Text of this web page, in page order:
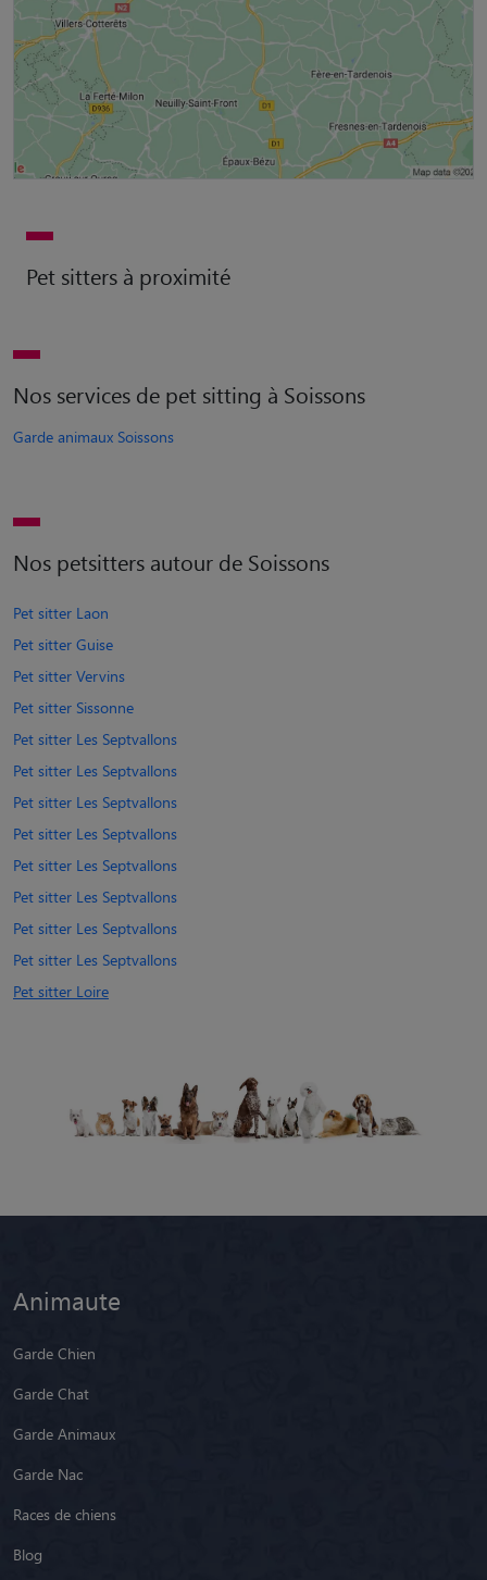
Pet sitters à proximité
Nos services de pet sitting à Soissons
Garde animaux Soissons
Nos petsitters autour de Soissons
Pet sitter Laon
Pet sitter Guise
Pet sitter Vervins
Pet sitter Sissonne
Pet sitter Les Septvallons
Pet sitter Les Septvallons
Pet sitter Les Septvallons
Pet sitter Les Septvallons
Pet sitter Les Septvallons
Pet sitter Les Septvallons
Pet sitter Les Septvallons
Pet sitter Les Septvallons
Pet sitter Loire
Animaute
Garde Chien
Garde Chat
Garde Animaux
Garde Nac
Races de chiens
Blog